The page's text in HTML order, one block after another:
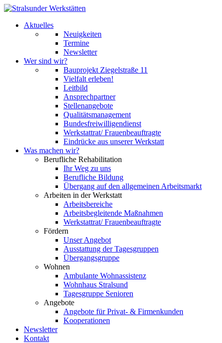
Aktuelles
Neuigkeiten
Termine
Newsletter
Wer sind wir?
Bauprojekt Ziegelstraße 11
Vielfalt erleben!
Leitbild
Ansprechpartner
Stellenangebote
Qualitätsmanagement
Bundesfreiwilligendienst
Werkstattrat/ Frauenbeauftragte
Eindrücke aus unserer Werkstatt
Was machen wir?
Berufliche Rehabilitation
Ihr Weg zu uns
Berufliche Bildung
Übergang auf den allgemeinen Arbeitsmarkt
Arbeiten in der Werkstatt
Arbeitsbereiche
Arbeitsbegleitende Maßnahmen
Werkstattrat/ Frauenbeauftragte
Fördern
Unser Angebot
Ausstattung der Tagesgruppen
Übergangsgruppe
Wohnen
Ambulante Wohnassistenz
Wohnhaus Stralsund
Tagesgruppe Senioren
Angebote
Angebote für Privat- & Firmenkunden
Kooperationen
Newsletter
Kontakt